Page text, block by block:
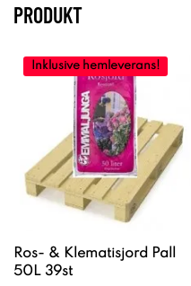
PRODUKT
Inklusive hemleverans!
Ros- & Klematisjord Pall
50L 39st